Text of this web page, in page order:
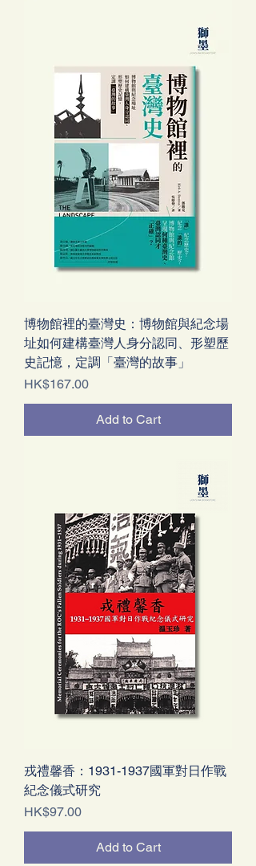
博物館裡的臺灣史：博物館與紀念場
址如何建構臺灣人身分認同、形塑歷
史記憶，定調「臺灣的故事」
Price
HK$167.00
Add to Cart
戎禮馨香：1931-1937國軍對日作戰
紀念儀式研究
Price
HK$97.00
Add to Cart